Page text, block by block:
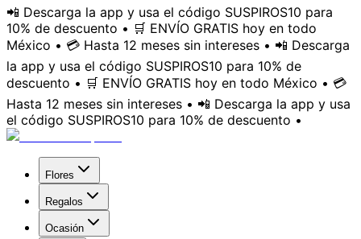
📲 Descarga la app y usa el código SUSPIROS10 para
10% de descuento • 🛒 ENVÍO GRATIS hoy en todo
México • 💳 Hasta 12 meses sin intereses • 📲 Descarga
la app y usa el código SUSPIROS10 para 10% de
descuento • 🛒 ENVÍO GRATIS hoy en todo México • 💳
Hasta 12 meses sin intereses • 📲 Descarga la app y usa
el código SUSPIROS10 para 10% de descuento •
Flores
Regalos
Ocasión